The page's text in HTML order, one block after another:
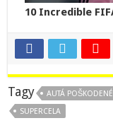
Tagy AUTÁ POŠKODENÉ
SUPERCELA